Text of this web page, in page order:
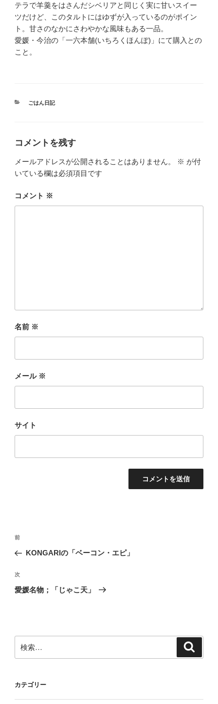
テラで羊羹をはさんだシベリアと同じく実に甘いスイー
ツだけど、このタルトにはゆずが入っているのがポイン
ト。甘さのなかにさわやかな風味もある一品。
愛媛・今治の「一六本舗(いちろくほんぽ)」にて購入との
こと。
カ
ごはん日記
コメントを残す
メールアドレスが公開されることはありません。 ※ が付
いている欄は必須項目です
コメント ※
名前 ※
メール ※
サイト
投
ナ
ビ
ゲ
ン
前
の
稿
前
KONGARIの「ベーコン・エピ」
次
の
次
愛媛名物；「じゃこ天」
索:
カテゴリー